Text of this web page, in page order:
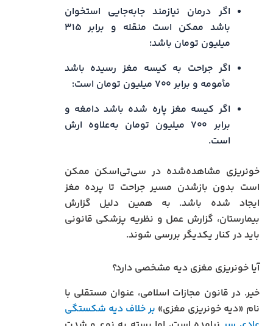
اگر درمان نیازمند جابه‌جایی استخوان
باشد ممکن است منقله و برابر ۳۱۵
میلیون تومان باشد؛
اگر جراحت به کیسه مغز رسیده باشد
مأمومه و برابر ۷۰۰ میلیون تومان است؛
اگر کیسه مغز پاره شده باشد دامغه و
برابر ۷۰۰ میلیون تومان به‌علاوه ارش
است.
خونریزی مشاهده‌شده در سی‌تی‌اسکن ممکن
است بدون بازشدن مسیر جراحت تا پرده مغز
ایجاد شده باشد. به همین دلیل گزارش
بیمارستان، گزارش عمل و نظریه پزشکی قانونی
باید در کنار یکدیگر بررسی شوند.
آیا خونریزی مغزی دیه مشخصی دارد؟
خیر. در قانون مجازات اسلامی، عنوان مستقلی با
نام «دیه خونریزی مغزی» بر خلاف دیه شکستگی